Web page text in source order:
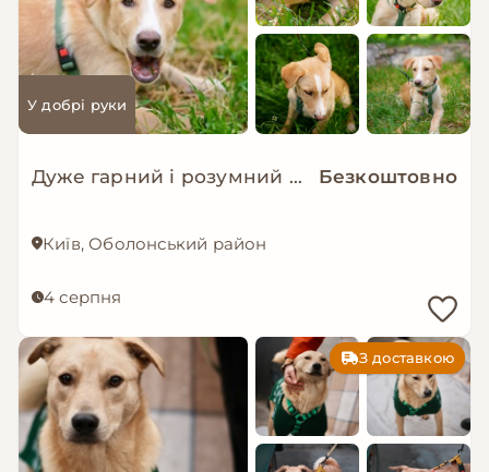
У добрі руки
Дуже гарний і розумний цуцик мріє про родину! Безкоштовно
Київ, Оболонський район
4 серпня
З доставкою